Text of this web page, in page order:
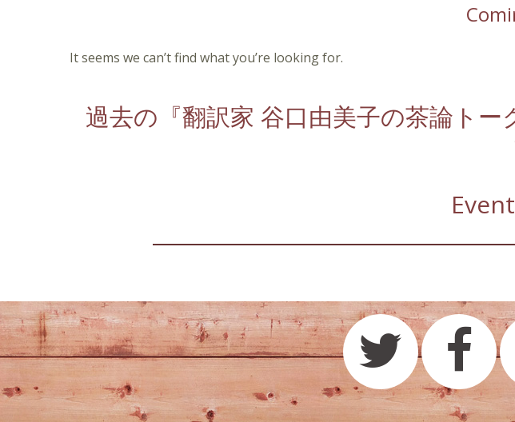
It seems we can’t find what you’re looking for.
過去の『翻訳家 谷口由美子の茶論ト